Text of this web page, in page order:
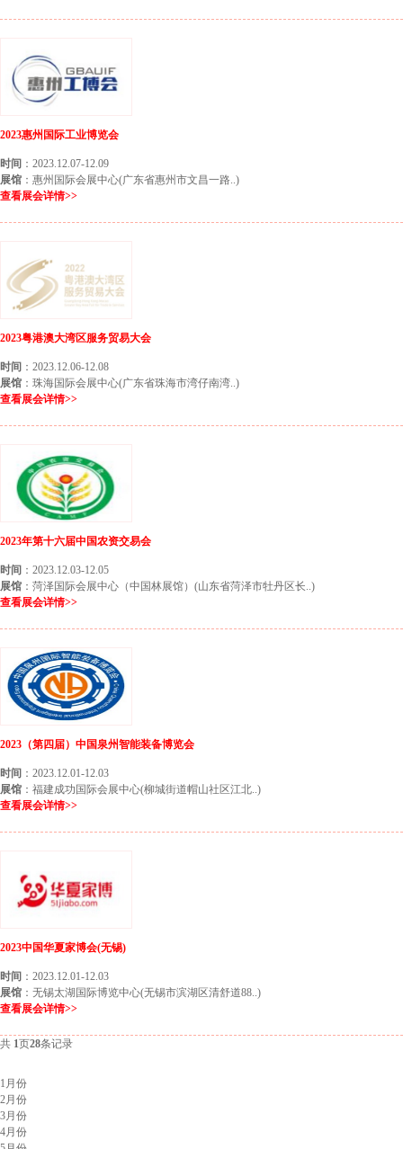
2023惠州国际工业博览会
时间 ：2023.12.07-12.09
展馆 ：惠州国际会展中心(广东省惠州市文昌一路..)
查看展会详情>>
2023粤港澳大湾区服务贸易大会
时间 ：2023.12.06-12.08
展馆 ：珠海国际会展中心(广东省珠海市湾仔南湾..)
查看展会详情>>
2023年第十六届中国农资交易会
时间 ：2023.12.03-12.05
展馆 ：菏泽国际会展中心（中国林展馆）(山东省菏泽市牡丹区长..)
查看展会详情>>
2023（第四届）中国泉州智能装备博览会
时间 ：2023.12.01-12.03
展馆 ：福建成功国际会展中心(柳城街道帽山社区江北..)
查看展会详情>>
2023中国华夏家博会(无锡)
时间 ：2023.12.01-12.03
展馆 ：无锡太湖国际博览中心(无锡市滨湖区清舒道88..)
查看展会详情>>
共 1页28条记录
1月份
2月份
3月份
4月份